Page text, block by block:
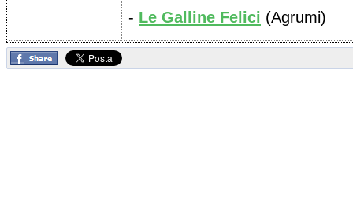
- Le Galline Felici (Agrumi)